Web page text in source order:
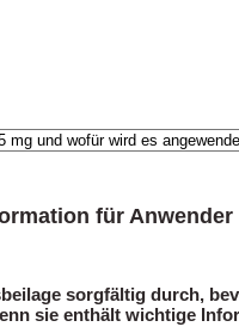
für Anwender
sorgfältig durch,
sie enthält wichtige